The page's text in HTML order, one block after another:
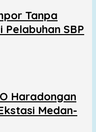
Tanpa
SBP
Haradongan
Medan-